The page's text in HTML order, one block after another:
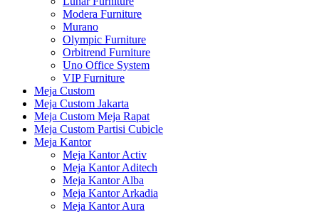
Modera Furniture
Murano
Olympic Furniture
Orbitrend Furniture
Uno Office System
VIP Furniture
Meja Custom
Meja Custom Jakarta
Meja Custom Meja Rapat
Meja Custom Partisi Cubicle
Meja Kantor
Meja Kantor Activ
Meja Kantor Aditech
Meja Kantor Alba
Meja Kantor Arkadia
Meja Kantor Aura